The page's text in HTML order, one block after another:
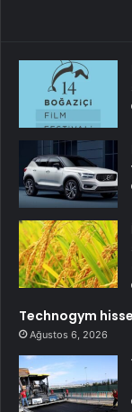
Technogym
Ağustos 6, 2026